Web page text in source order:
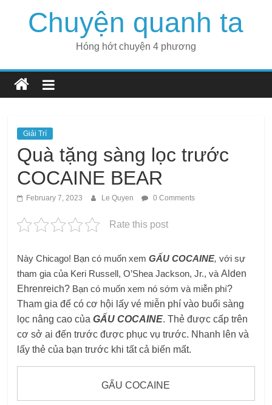
Chuyện quanh ta
Hóng hớt chuyện 4 phương
Giải Trí
Quà tặng sàng lọc trước
COCAINE BEAR
February 7, 2023 Le Quyen 0 Comments
Rate this post
Này Chicago! Bạn có muốn xemGẤU COCAINE,với sự
tham gia của Keri Russell, O’Shea Jackson, Jr., vàAlden
Ehrenreich? Bạn có muốn xem nó sớm và miễn phí?
Tham gia để có cơ hội lấy vé miễn phí vào buổi sàng
lọc nâng cao củaGẤU COCAINE. Thẻ được cấp trên
cơ sở ai đến trước được phục vụ trước. Nhanh lên và
lấy thẻ của bạn trước khi tất cả biến mất.
GẤU COCAINE